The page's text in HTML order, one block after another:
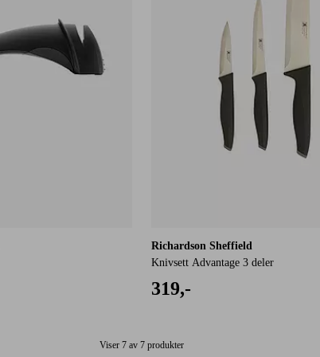
Richardson Sheffield
Knivsett Advantage 3 deler
319,-
Viser 7 av 7 produkter